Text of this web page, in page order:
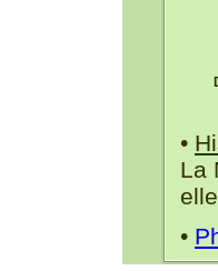
•
La
•